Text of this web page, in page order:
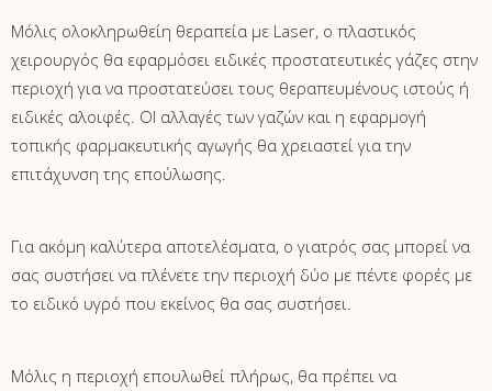
Μόλις ολοκληρωθείη θεραπεία με Laser, ο πλαστικός
χειρουργός θα εφαρμόσει ειδικές προστατευτικές γάζες στην
περιοχή για να προστατεύσει τους θεραπευμένους ιστούς ή
ειδικές αλοιφές. ΟΙ αλλαγές των γαζών και η εφαρμογή
τοπικής φαρμακευτικής αγωγής θα χρειαστεί για την
επιτάχυνση της επούλωσης.
Για ακόμη καλύτερα αποτελέσματα, ο γιατρός σας μπορεί να
σας συστήσει να πλένετε την περιοχή δύο με πέντε φορές με
το ειδικό υγρό που εκείνος θα σας συστήσει.
Μόλις η περιοχή επουλωθεί πλήρως, θα πρέπει να